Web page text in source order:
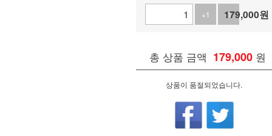
+1
-1
179,000원
총 상품 금액 179,000 원
상품이 품절되었습니다.